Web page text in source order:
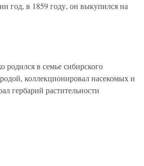
год, в 1859 году, он выкупился на
в семье сибирского
коллекционировал насекомых и
гербарий растительности